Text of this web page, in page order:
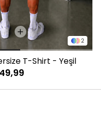
2
T-Shirt - Yeşil